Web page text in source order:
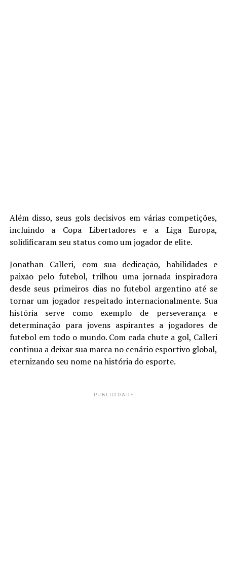
Além disso, seus gols decisivos em várias competições,
incluindo a Copa Libertadores e a Liga Europa,
solidificaram seu status como um jogador de elite.
Jonathan Calleri, com sua dedicação, habilidades e
paixão pelo futebol, trilhou uma jornada inspiradora
desde seus primeiros dias no futebol argentino até se
tornar um jogador respeitado internacionalmente. Sua
história serve como exemplo de perseverança e
determinação para jovens aspirantes a jogadores de
futebol em todo o mundo. Com cada chute a gol, Calleri
continua a deixar sua marca no cenário esportivo global,
eternizando seu nome na história do esporte.
PUBLICIDADE